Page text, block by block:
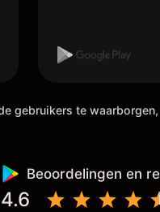
gebruikers te
Beoordelingen en
4.6